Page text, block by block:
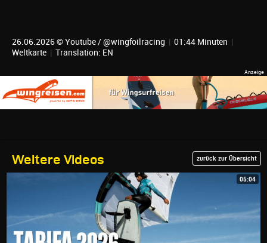
26.06.2026 © Youtube / @wingfoilracing | 01:44 Minuten |
Weltkarte | Translation: EN
Weitere Videos zurück zur Übersicht
05:04